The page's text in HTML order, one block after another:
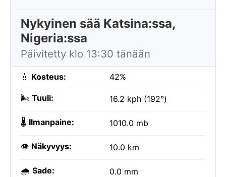
Nykyinen sää Katsina:ssa,
Nigeria:ssa
Päivitetty klo 13:30 tänään
💧 Kosteus: 42%
🌬️ Tuuli: 16.2 kph (192°)
🌡️ Ilmanpaine: 1010.0 mb
👁️ Näkyvyys: 10.0 km
🌧️ Sade: 0.0 mm